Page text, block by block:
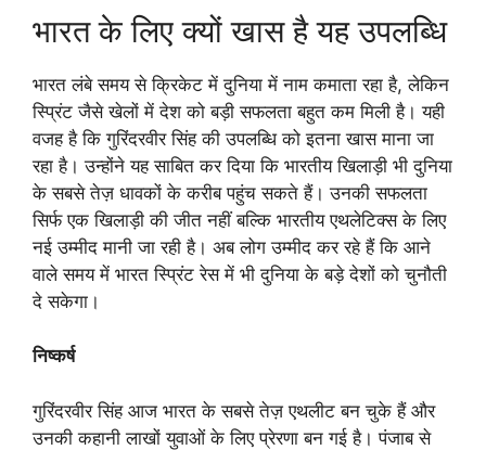
भारत के लिए क्यों खास है यह उपलब्धि
भारत लंबे समय से क्रिकेट में दुनिया में नाम कमाता रहा है, लेकिन
स्प्रिंट जैसे खेलों में देश को बड़ी सफलता बहुत कम मिली है। यही
वजह है कि गुरिंदरवीर सिंह की उपलब्धि को इतना खास माना जा
रहा है। उन्होंने यह साबित कर दिया कि भारतीय खिलाड़ी भी दुनिया
के सबसे तेज़ धावकों के करीब पहुंच सकते हैं। उनकी सफलता
सिर्फ एक खिलाड़ी की जीत नहीं बल्कि भारतीय एथलेटिक्स के लिए
नई उम्मीद मानी जा रही है। अब लोग उम्मीद कर रहे हैं कि आने
वाले समय में भारत स्प्रिंट रेस में भी दुनिया के बड़े देशों को चुनौती
दे सकेगा।
निष्कर्ष
गुरिंदरवीर सिंह आज भारत के सबसे तेज़ एथलीट बन चुके हैं और
उनकी कहानी लाखों युवाओं के लिए प्रेरणा बन गई है। पंजाब से